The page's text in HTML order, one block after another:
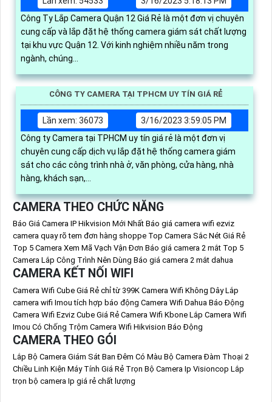
Công Ty Lắp Camera Quận 12 Giá Rẻ là một đơn vị chuyên
cung cấp và lắp đặt hệ thống camera giám sát chất lượng
tại khu vực Quận 12. Với kinh nghiệm nhiều năm trong
ngành, chúng...
CÔNG TY CAMERA TẠI TPHCM UY TÍN GIÁ RẺ
Lần xem: 36073
3/16/2023 3:59:05 PM
Công ty Camera tại TPHCM uy tín giá rẻ là một đơn vị
chuyên cung cấp dịch vụ lắp đặt hệ thống camera giám
sát cho các công trình nhà ở, văn phòng, cửa hàng, nhà
hàng, khách sạn,...
CAMERA THEO CHỨC NĂNG
Báo Giá Camera IP Hikvision Mới Nhất Báo giá camera wifi ezviz
camera quay rõ tem đơn hàng shoppe Top Camera Sắc Nét Giá Rẻ
Top 5 Camera Xem Mã Vạch Vận Đơn Báo giá camera 2 mắt Top 5
Camera Lắp Công Trình Nên Dùng Báo giá camera 2 mắt dahua
CAMERA KẾT NỐI WIFI
Camera Wifi Cube Giá Rẻ chỉ từ 399K Camera Wifi Không Dây Lắp
camera wifi Imou tích hợp báo động Camera Wifi Dahua Báo Động
Camera Wifi Ezviz Cube Giá Rẻ Camera Wifi Kbone Lắp Camera Wifi
Imou Có Chống Trộm Camera Wifi Hikvision Báo Động
CAMERA THEO GÓI
Lắp Bộ Camera Giám Sát Ban Đêm Có Màu Bộ Camera Đàm Thoại 2
Chiều Linh Kiện Máy Tính Giá Rẻ Trọn Bộ Camera Ip Visioncop Lắp
trọn bộ camera Ip giá rẻ chất lượng